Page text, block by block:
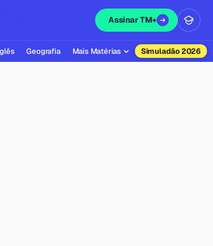
Assinar TM+
Geografia Mais Matérias Simuladão 2026